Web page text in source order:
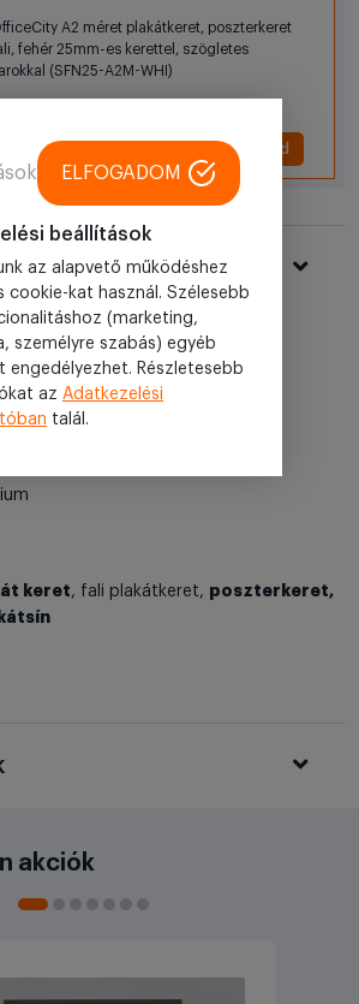
A2 méret plakátkeret, poszterkeret
fehér 25mm-es kerettel, szögletes
(SFN25-A2M-WHI)
+ Hozzáad
kerettel. A csomagban
szükséges tipli és csavar.
a grafikai anyag.
keret, fali plakátkeret, poszterkeret,
akciók
beállítások
az alapvető működéshez
cookie-kat használ. Szélesebb
(marketing,
személyre szabás) egyéb
engedélyezhet. Részletesebb
az Adatkezelési
talál.
ELFOGADOM